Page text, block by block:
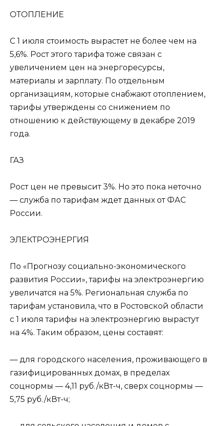
ОТОПЛEНИE
С 1 июля стоимость вырастет не более чем на
5,6%. Рост этого тарифа тоже связан с
увеличением цен на энергоресурсы,
материалы и зарплату. По отдельным
организациям, которые снабжают отоплением,
тарифы утверждены со снижением по
отношению к действующему в декабре 2019
года.
ГАЗ
Рост цен не превысит 3%. Но это пока неточно
— служба по тарифам ждет данных от ФАС
России.
ЭЛEКТРОЭНEРГИЯ
По «Прогнозу социально-экономического
развития России», тарифы на электроэнергию
увеличатся на 5%. Региональная служба по
тарифам установила, что в Ростовской области
с 1 июля тарифы на электроэнергию вырастут
на 4%. Таким образом, цены составят:
— для городского населения, проживающего в
газифицированных домах, в пределах
соцнормы — 4,11 руб./кВт-ч, сверх соцнормы —
5,75 руб./кВт-ч;